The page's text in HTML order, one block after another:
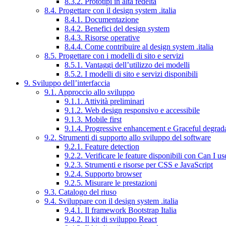
8.4. Progettare con il design system .italia
8.4.1. Documentazione
8.4.2. Benefici del design system
8.4.3. Risorse operative
8.4.4. Come contribuire al design system .italia
8.5. Progettare con i modelli di sito e servizi
8.5.1. Vantaggi dell’utilizzo dei modelli
8.5.2. I modelli di sito e servizi disponibili
9. Sviluppo dell’interfaccia
9.1. Approccio allo sviluppo
9.1.1. Attività preliminari
9.1.2. Web design responsivo e accessibile
9.1.3. Mobile first
9.1.4. Progressive enhancement e Graceful
9.2. Strumenti di supporto allo sviluppo del software
9.2.1. Feature detection
9.2.2. Verificare le feature disponibili con Can I
9.2.3. Strumenti e risorse per CSS e JavaScript
9.2.4. Supporto browser
9.2.5. Misurare le prestazioni
9.3. Catalogo del riuso
9.4. Sviluppare con il design system .italia
9.4.1. Il framework Bootstrap Italia
9.4.2. Il kit di sviluppo React